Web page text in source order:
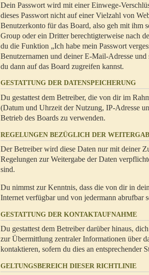
Dein Passwort wird mit einer Einwege-
dieses Passwort nicht auf einer Vielzahl von
Benutzerkonto für das Board, also geh mit ihm
Group oder ein Dritter berechtigterweise nach
du die Funktion „Ich habe mein Passwort
Benutzernamen und deiner E-Mail-Adresse und
du dann auf das Board zugreifen kannst.
GESTATTUNG DER DATENSPEICHERUNG
Du gestattest dem Betreiber, die von dir im
(Datum und Uhrzeit der Nutzung, IP-Adresse
Betrieb des Boards zu verwenden.
REGELUNGEN BEZÜGLICH DER
Der Betreiber wird diese Daten nur mit deiner
Regelungen zur Weitergabe der Daten
sind.
Du nimmst zur Kenntnis, dass die von dir in
Internet verfügbar und von jedermann abrufbar
GESTATTUNG DER KONTAKTAUFNAHME
Du gestattest dem Betreiber darüber hinaus,
zur Übermittlung zentraler Informationen über
kontaktieren, sofern du dies an entsprechender
GELTUNGSBEREICH DIESER RICHTLINIE